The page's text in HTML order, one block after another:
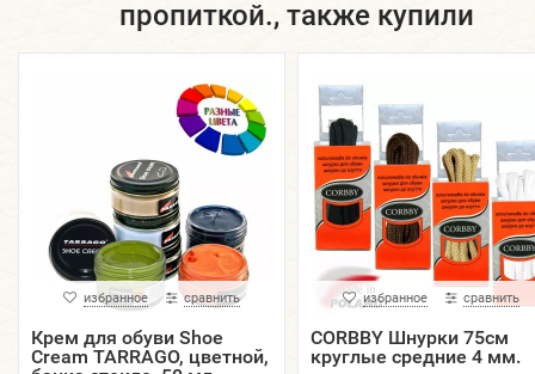
пропиткой., также купили
избранное сравнить
Крем для обуви Shoe
Cream TARRAGO, цветной,
избранное сравнить
CORBBY Шнурки 75см
круглые средние 4 мм.